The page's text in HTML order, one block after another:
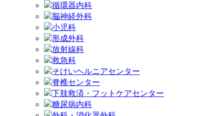
循環器内科
脳神経外科
小児科
形成外科
放射線科
救急科
そけいヘルニアセンター
脊椎センター
下肢救済・フットケアセンター
糖尿病内科